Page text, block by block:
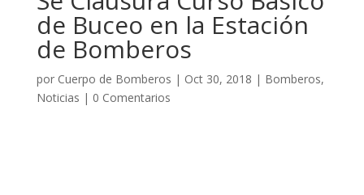
de Buceo en la Estación
de Bomberos
por Cuerpo de Bomberos | Oct 30, 2018 | Bomberos,
Noticias | 0 Comentarios